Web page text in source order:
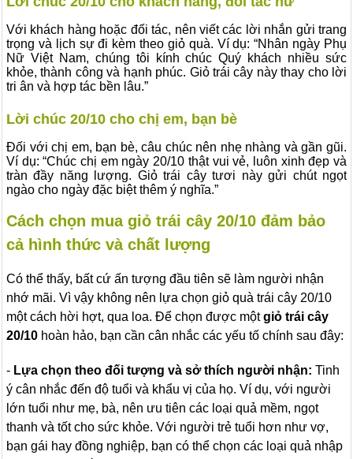
Với khách hàng hoặc đối tác, nên viết các lời nhắn gửi trang
trọng và lịch sự đi kèm theo giỏ quà. Ví dụ: “Nhân ngày Phụ
Nữ Việt Nam, chúng tôi kính chúc Quý khách nhiều sức
khỏe, thành công và hạnh phúc. Giỏ trái cây này thay cho lời
tri ân và hợp tác bền lâu.”
Lời chúc 20/10 cho chị em, bạn bè
Đối với chị em, bạn bè, câu chúc nên nhẹ nhàng và gần gũi.
Ví dụ: “Chúc chị em ngày 20/10 thật vui vẻ, luôn xinh đẹp và
tràn đầy năng lượng. Giỏ trái cây tươi này gửi chút ngọt
ngào cho ngày đặc biệt thêm ý nghĩa.”
Cách chọn mua giỏ trái cây 20/10 đảm bảo
cả hình thức và chất lượng
Có thể thấy, bất cứ ấn tượng đầu tiên sẽ làm người nhận
nhớ mãi. Vì vậy không nên lựa chọn giỏ quà trái cây 20/10
một cách hời hợt, qua loa. Để chọn được mộtgiỏ trái cây
20/10 hoàn hảo, bạn cần cân nhắc các yếu tố chính sau đây:
- Lựa chọn theo đối tượng và sở thích người nhận: Tinh
ý cân nhắc đến độ tuổi và khẩu vị của họ. Ví dụ, với người
lớn tuổi như mẹ, bà, nên ưu tiên các loại quả mềm, ngọt
thanh và tốt cho sức khỏe. Với người trẻ tuổi hơn như vợ,
bạn gái hay đồng nghiệp, bạn có thể chọn các loại quả nhập